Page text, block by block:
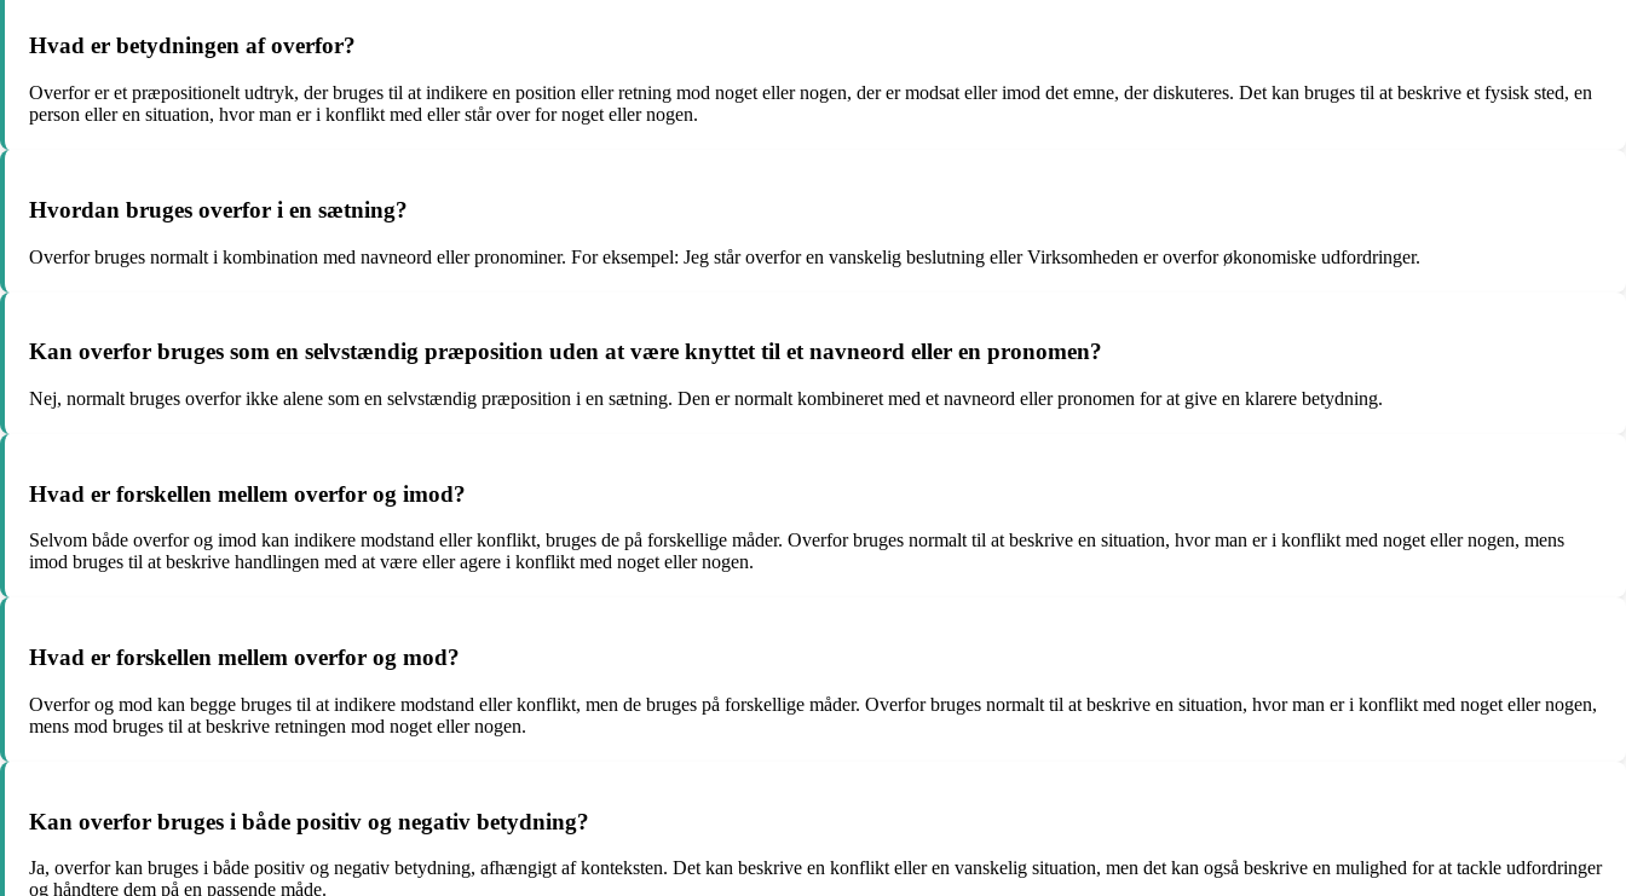
Hvad er betydningen af ​​overfor?
Overfor er et præpositionelt udtryk, der bruges til at indikere en position eller retning mod noget eller nogen, der er modsat eller imod det emne, der diskuteres. Det kan bruges til at beskrive et fysisk sted, en
person eller en situation, hvor man er i konflikt med eller står over for noget eller nogen.
Hvordan bruges overfor i en sætning?
Overfor bruges normalt i kombination med navneord eller pronominer. For eksempel: Jeg står overfor en vanskelig beslutning eller Virksomheden er overfor økonomiske udfordringer.
Kan overfor bruges som en selvstændig præposition uden at være knyttet til et navneord eller en pronomen?
Nej, normalt bruges overfor ikke alene som en selvstændig præposition i en sætning. Den er normalt kombineret med et navneord eller pronomen for at give en klarere betydning.
Hvad er forskellen mellem overfor og imod?
Selvom både overfor og imod kan indikere modstand eller konflikt, bruges de på forskellige måder. Overfor bruges normalt til at beskrive en situation, hvor man er i konflikt med noget eller nogen, mens
imod bruges til at beskrive handlingen med at være eller agere i konflikt med noget eller nogen.
Hvad er forskellen mellem overfor og mod?
Overfor og mod kan begge bruges til at indikere modstand eller konflikt, men de bruges på forskellige måder. Overfor bruges normalt til at beskrive en situation, hvor man er i konflikt med noget eller nogen,
mens mod bruges til at beskrive retningen mod noget eller nogen.
Kan overfor bruges i både positiv og negativ betydning?
Ja, overfor kan bruges i både positiv og negativ betydning, afhængigt af konteksten. Det kan beskrive en konflikt eller en vanskelig situation, men det kan også beskrive en mulighed for at tackle udfordringer
og håndtere dem på en passende måde.